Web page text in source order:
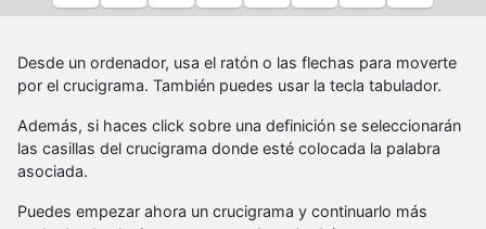
Desde un ordenador, usa el ratón o las flechas para moverte
por el crucigrama. También puedes usar la tecla tabulador.
Además, si haces click sobre una definición se seleccionarán
las casillas del crucigrama donde esté colocada la palabra
asociada.
Puedes empezar ahora un crucigrama y continuarlo más